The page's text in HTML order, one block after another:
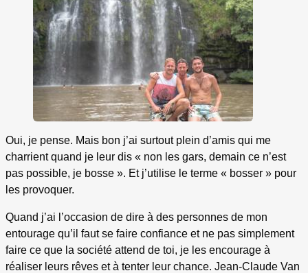
Oui, je pense. Mais bon j’ai surtout plein d’amis qui me
charrient quand je leur dis « non les gars, demain ce n’est
pas possible, je bosse ». Et j’utilise le terme « bosser » pour
les provoquer.
Quand j’ai l’occasion de dire à des personnes de mon
entourage qu’il faut se faire confiance et ne pas simplement
faire ce que la société attend de toi, je les encourage à
réaliser leurs rêves et à tenter leur chance. Jean-Claude Van